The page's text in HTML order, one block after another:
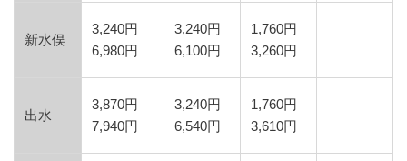
新水俣
3,240円
6,980円
3,240円
6,100円
1,760円
3,260円
出水
3,870円
7,940円
3,240円
6,540円
1,760円
3,610円